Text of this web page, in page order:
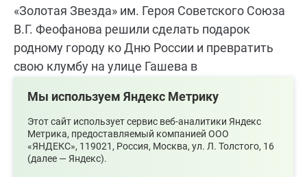
«Золотая Звезда» им. Героя Советского Союза
В.Г. Феофанова решили сделать подарок
родному городу ко Дню России и превратить
свою клумбу на улице Гашева в
Это произошло при поддержке городских
общественных организаций и представителей
депутатского корпуса в рамках партийного
проекта «Историческая память».
Мы используем Яндекс Метрику
Этот сайт использует сервис веб-аналитики Яндекс
Метрика, предоставляемый компанией ООО
«ЯНДЕКС», 119021, Россия, Москва, ул. Л. Толстого, 16
(далее — Яндекс).